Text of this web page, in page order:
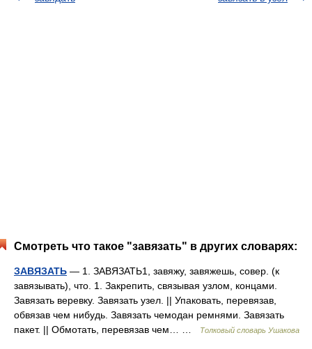
Смотреть что такое "завязать" в других словарях:
ЗАВЯЗАТЬ — 1. ЗАВЯЗАТЬ1, завяжу, завяжешь, совер. (к
завязывать), что. 1. Закрепить, связывая узлом, концами.
Завязать веревку. Завязать узел. || Упаковать, перевязав,
обвязав чем нибудь. Завязать чемодан ремнями. Завязать
пакет. || Обмотать, перевязав чем… …
Толковый словарь Ушакова